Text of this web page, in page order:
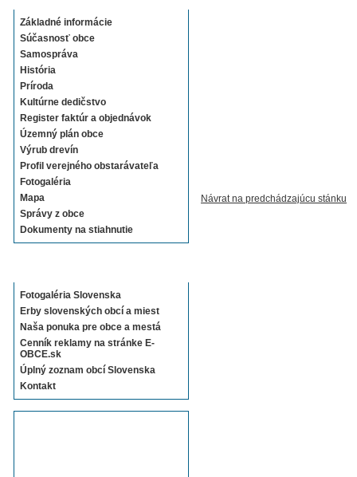
Základné informácie
Súčasnosť obce
Samospráva
História
Príroda
Kultúrne dedičstvo
Register faktúr a objednávok
Územný plán obce
Výrub drevín
Profil verejného obstarávateľa
Fotogaléria
Mapa
Správy z obce
Dokumenty na stiahnutie
Fotogaléria Slovenska
Erby slovenských obcí a miest
Naša ponuka pre obce a mestá
Cenník reklamy na stránke E-
OBCE.sk
Úplný zoznam obcí Slovenska
Kontakt
Návrat na predchádzajúcu stánku